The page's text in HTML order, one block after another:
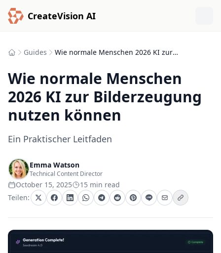
CreateVision AI
Guides Wie normale Menschen 2026 KI zur Bilderzeugung nutzen können
Wie normale Menschen
2026 KI zur Bilderzeugung
nutzen können
Ein Praktischer Leitfaden
Emma Watson
Technical Content Director
October 15, 2025
15 min read
Teilen: